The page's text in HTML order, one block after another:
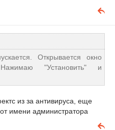
Открывается окно
"Установить" и
из за антивируса, еще
имени администратора